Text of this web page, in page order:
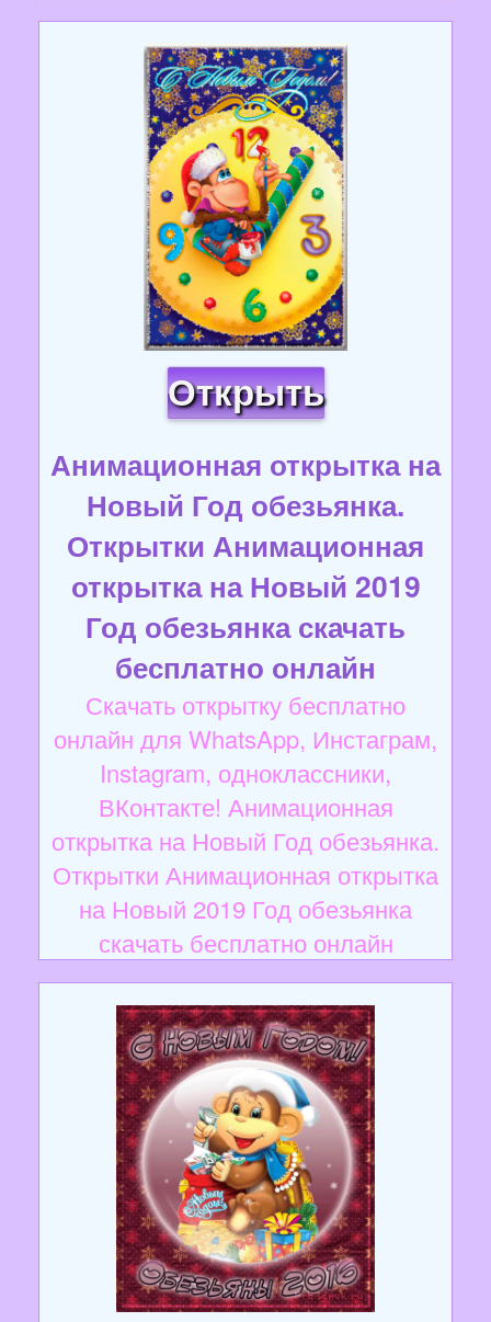
Открыть
Анимационная открытка на
Новый Год обезьянка.
Открытки Анимационная
открытка на Новый 2019
Год обезьянка скачать
бесплатно онлайн
Скачать открытку бесплатно
онлайн для WhatsApp, Инстаграм,
Instagram, одноклассники,
ВКонтакте! Анимационная
открытка на Новый Год обезьянка.
Открытки Анимационная открытка
на Новый 2019 Год обезьянка
скачать бесплатно онлайн